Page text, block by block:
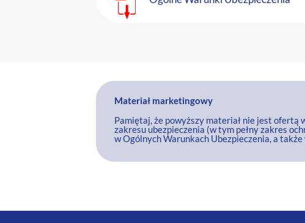
Materiał marketingowy
Pamiętaj, że powyższy materiał nie jest ofertą
zakresu ubezpieczenia (w tym pełny zakres
w Ogólnych Warunkach Ubezpieczenia, a